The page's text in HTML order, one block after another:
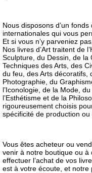
Nous disposons d’un
internationales qui vous
Et si vous n’y parveniez
Nos livres d’Art traitent de
Sculpture, du Dessin, de la
Techniques des Arts, des
du feu, des Arts décoratifs,
Photographie, du
l’Iconologie, de la Mode,
l’Esthétisme et de la
rigoureusement choisis
spécificité de production ou
Vous êtes acheteur ou
venir à notre boutique ou
effectuer l’achat de vos
est à votre écoute, et notre